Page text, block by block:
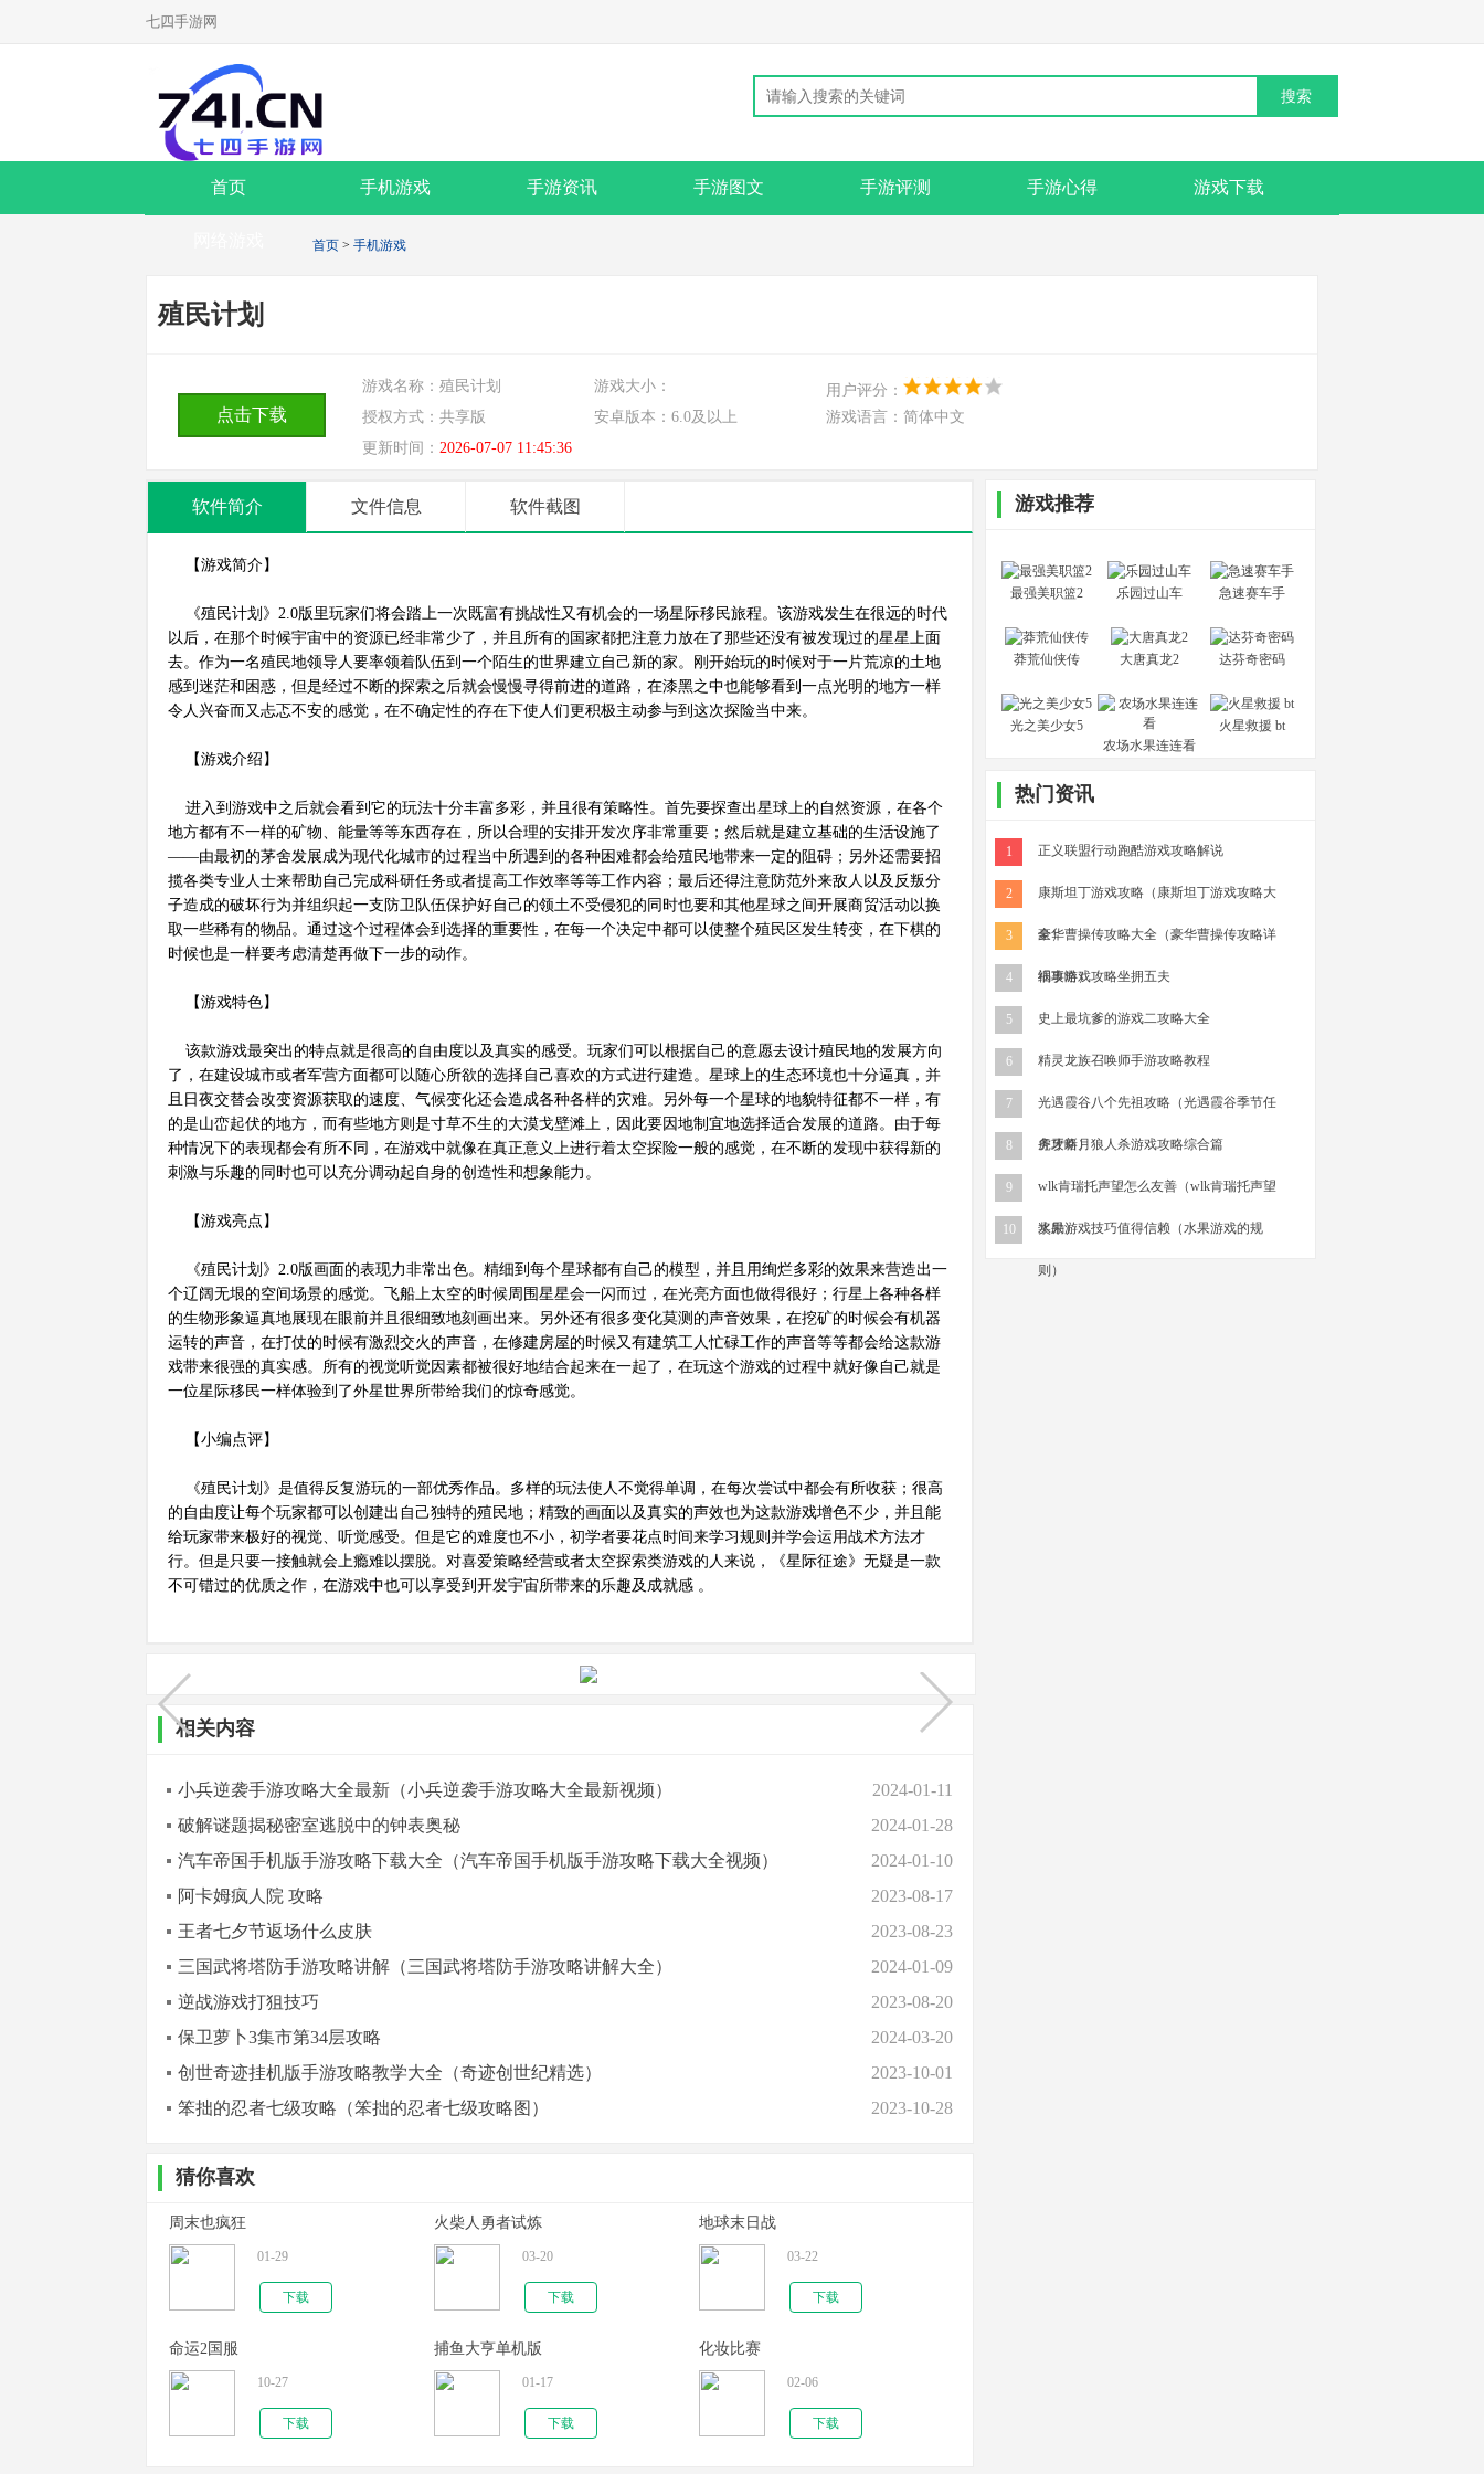
七四手游网
首页 手机游戏 手游资讯 手游图文 手游评测 手游心得 游戏下载
首页 > 手机游戏
殖民计划
点击下载
游戏名称： 殖民计划 游戏大小：
用户评分：
授权方式： 共享版 安卓版本： 6.0及以上 游戏语言： 简体中文
更新时间： 2026-07-07 11:45:36
软件简介 文件信息 软件截图
【游戏简介】
《殖民计划》2.0版里玩家们将会踏上一次既富有挑战性又有机会的一场星际移民旅程。该游戏发生在很远的时代
以后，在那个时候宇宙中的资源已经非常少了，并且所有的国家都把注意力放在了那些还没有被发现过的星星上面
去。作为一名殖民地领导人要率领着队伍到一个陌生的世界建立自己新的家。刚开始玩的时候对于一片荒凉的土地
感到迷茫和困惑，但是经过不断的探索之后就会慢慢寻得前进的道路，在漆黑之中也能够看到一点光明的地方一样
令人兴奋而又忐忑不安的感觉，在不确定性的存在下使人们更积极主动参与到这次探险当中来。
【游戏介绍】
进入到游戏中之后就会看到它的玩法十分丰富多彩，并且很有策略性。首先要探查出星球上的自然资源，在各个
地方都有不一样的矿物、能量等等东西存在，所以合理的安排开发次序非常重要；然后就是建立基础的生活设施了
——由最初的茅舍发展成为现代化城市的过程当中所遇到的各种困难都会给殖民地带来一定的阻碍；另外还需要招
揽各类专业人士来帮助自己完成科研任务或者提高工作效率等等工作内容；最后还得注意防范外来敌人以及反叛分
子造成的破坏行为并组织起一支防卫队伍保护好自己的领土不受侵犯的同时也要和其他星球之间开展商贸活动以换
取一些稀有的物品。通过这个过程体会到选择的重要性，在每一个决定中都可以使整个殖民区发生转变，在下棋的
时候也是一样要考虑清楚再做下一步的动作。
【游戏特色】
该款游戏最突出的特点就是很高的自由度以及真实的感受。玩家们可以根据自己的意愿去设计殖民地的发展方向
了，在建设城市或者军营方面都可以随心所欲的选择自己喜欢的方式进行建造。星球上的生态环境也十分逼真，并
且日夜交替会改变资源获取的速度、气候变化还会造成各种各样的灾难。另外每一个星球的地貌特征都不一样，有
的是山峦起伏的地方，而有些地方则是寸草不生的大漠戈壁滩上，因此要因地制宜地选择适合发展的道路。由于每
种情况下的表现都会有所不同，在游戏中就像在真正意义上进行着太空探险一般的感觉，在不断的发现中获得新的
刺激与乐趣的同时也可以充分调动起自身的创造性和想象能力。
【游戏亮点】
《殖民计划》2.0版画面的表现力非常出色。精细到每个星球都有自己的模型，并且用绚烂多彩的效果来营造出一
个辽阔无垠的空间场景的感觉。飞船上太空的时候周围星星会一闪而过，在光亮方面也做得很好；行星上各种各样
的生物形象逼真地展现在眼前并且很细致地刻画出来。另外还有很多变化莫测的声音效果，在挖矿的时候会有机器
运转的声音，在打仗的时候有激烈交火的声音，在修建房屋的时候又有建筑工人忙碌工作的声音等等都会给这款游
戏带来很强的真实感。所有的视觉听觉因素都被很好地结合起来在一起了，在玩这个游戏的过程中就好像自己就是
一位星际移民一样体验到了外星世界所带给我们的惊奇感觉。
【小编点评】
《殖民计划》是值得反复游玩的一部优秀作品。多样的玩法使人不觉得单调，在每次尝试中都会有所收获；很高
的自由度让每个玩家都可以创建出自己独特的殖民地；精致的画面以及真实的声效也为这款游戏增色不少，并且能
给玩家带来极好的视觉、听觉感受。但是它的难度也不小，初学者要花点时间来学习规则并学会运用战术方法才
行。但是只要一接触就会上瘾难以摆脱。对喜爱策略经营或者太空探索类游戏的人来说，《星际征途》无疑是一款
不可错过的优质之作，在游戏中也可以享受到开发宇宙所带来的乐趣及成就感 。
相关内容
小兵逆袭手游攻略大全最新（小兵逆袭手游攻略大全最新视频）
2024-01-11
破解谜题揭秘密室逃脱中的钟表奥秘
2024-01-28
汽车帝国手机版手游攻略下载大全（汽车帝国手机版手游攻略下载大全视频）
2024-01-10
阿卡姆疯人院 攻略
2023-08-17
王者七夕节返场什么皮肤
2023-08-23
三国武将塔防手游攻略讲解（三国武将塔防手游攻略讲解大全）
2024-01-09
逆战游戏打狙技巧
2023-08-20
保卫萝卜3集市第34层攻略
2024-03-20
创世奇迹挂机版手游攻略教学大全（奇迹创世纪精选）
2023-10-01
笨拙的忍者七级攻略（笨拙的忍者七级攻略图）
2023-10-28
猜你喜欢
周末也疯狂
01-29
下载
火柴人勇者试炼
03-20
下载
地球末日战
03-22
下载
命运2国服
10-27
下载
捕鱼大亨单机版
01-17
下载
化妆比赛
02-06
下载
游戏推荐
最强美职篮2 乐园过山车 急速赛车手
莽荒仙侠传 大唐真龙2 达芬奇密码
光之美少女5
农场水果连连看
火星救援 bt
热门资讯
1 正义联盟行动跑酷游戏攻略解说
2 康斯坦丁游戏攻略（康斯坦丁游戏攻略大
全）
3 豪华曹操传攻略大全（豪华曹操传攻略详
细攻略）
4 祸事游戏攻略坐拥五夫
5 史上最坑爹的游戏二攻略大全
6 精灵龙族召唤师手游攻略教程
7 光遇霞谷八个先祖攻略（光遇霞谷季节任
务攻略）
8 虎牙新月狼人杀游戏攻略综合篇
9 wlk肯瑞托声望怎么友善（wlk肯瑞托声望
奖励）
10 水果游戏技巧值得信赖（水果游戏的规
则）